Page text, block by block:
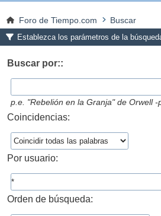
Foro de Tiempo.com Buscar
Establezca los parámetros de la
Buscar por::
p.e. "Rebelión en la Granja" de Orwell -
Coincidencias:
Por usuario:
Orden de búsqueda: